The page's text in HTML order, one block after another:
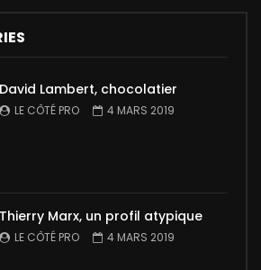
David Lambert, chocolatier
LE CÔTÉ PRO 4 MARS 2019
Thierry Marx, un profil atypique
LE CÔTÉ PRO 4 MARS 2019